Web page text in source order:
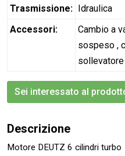
Trasmissione:
Idraulica
Accessori:
Cambio a
sospeso ,
sollevatore
Sei interessato al
Descrizione
Motore DEUTZ 6 cilindri